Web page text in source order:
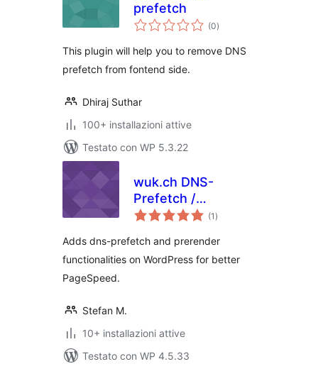
prefetch
(0valutazioni
totali
)
This plugin will help you to remove DNS
prefetch from fontend side.
Dhiraj Suthar
100+ installazioni attive
Testato con WP 5.3.22
wuk.ch DNS-
Prefetch /
Prerender
(1 valutazioni
totali
)
Adds dns-prefetch and prerender
functionalities on WordPress for better
PageSpeed.
Stefan M.
10+ installazioni attive
Testato con WP 4.5.33